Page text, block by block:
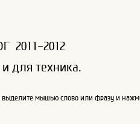
2011-2012
для техника.
мышью слово или фразу и